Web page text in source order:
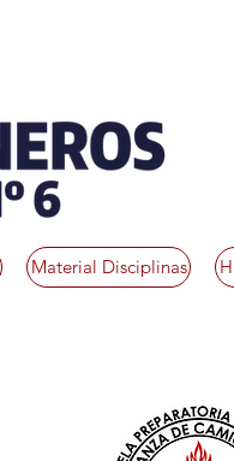
Material Disciplinas